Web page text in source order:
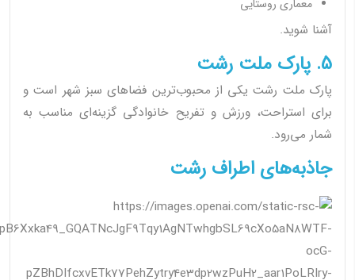
معماری روستایی
آشنا شوید.
5. پارک ملت رشت
پارک ملت رشت یکی از محبوب‌ترین فضاهای سبز شهر است و
برای استراحت، ورزش و تفریح خانوادگی گزینه‌ای مناسب به
شمار می‌رود.
جاذبه‌های اطراف رشت